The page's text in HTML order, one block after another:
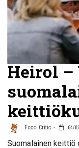
Heirol –
Food Critic 04/
Suomalainen keittiö